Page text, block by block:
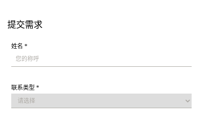
提交需求
姓名 *
联系类型 *